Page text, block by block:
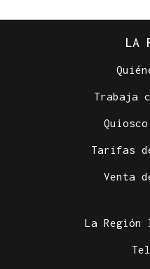
LA
Trabaja
Tarifas
Venta
La Región